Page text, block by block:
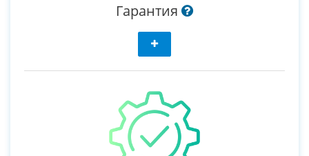
Гарантия